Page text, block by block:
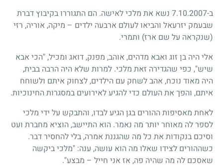
ב-7.10.2007 נשא את מלכי לאישה. הם התגוררו בקיבוץ דברת
שבעמק יזרעאל והביאו לעולם ארבעה ילדים – מיקה, אוריה, רזי
(שנקראה על שם ארז) ותמרי.
אלי היה בן זוג ואבא מדהים, אוהב, מפנק, דואג ומכיל, "הכי אבא
שיש", כפי שהגדירה זאת מלכי. למרות שלא היה הרבה בבית,
היה מאוד נוכח, אהב לשחק עם הילדים, לצחוק איתם ולשוחח
איתם, והפך את העולם כדי להגיע לאירועים במסגרות החינוכיות.
לאחת מאסיפות ההורים בגן הגיע לבדו, והתבקש על ידי מלכי
לספר לה מאוחר יותר מה נאמר. הוא התיישב, הוציא מחברת ועט
וסיכם בנקודות את כל מה שהגננת אמרה, בלי להחסיר דבר.
כשההורים לצידו שאלו מה הוא עושה, ענה: "מלכי ביקשה
שאסכם לה מה שהיה פה, אז אני חייל – מבצע".